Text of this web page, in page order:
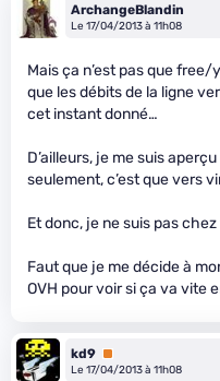
ArchangeBlandin
Le 17/04/2013 à 11h08
Mais ça n’est pas que
que les débits de la ligne
cet instant donné…
D’ailleurs, je me suis
seulement, c’est que vers
Et donc, je ne suis pas
Faut que je me décide à
OVH pour voir si ça va vite
kd9 Premium
Le 17/04/2013 à 11h08